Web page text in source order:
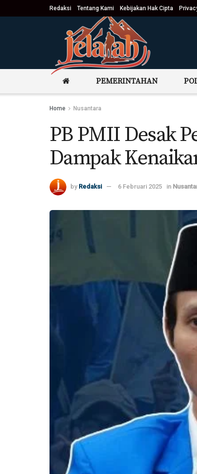
Redaksi Tentang Kami Kebijakan Hak Cipta
PEMERINTAHAN
Home Nusantara
PB PMII Desak
Dampak
by Redaksi 6 Februari 2025 in